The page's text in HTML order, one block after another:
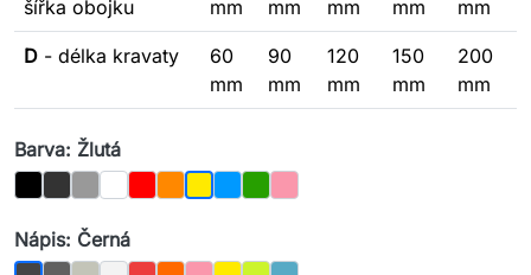
šířka obojku
mm
mm
mm
mm
mm
D - délka kravaty
60
mm
90
mm
120
mm
150
mm
200
mm
Barva: Žlutá
ČernýGrafitŠedýBíláČervená
Pomerančový
ŽlutáModráZelenáRůžový
Nápis: Černá
ČernáGrafitŠedáBílýČervená
Oranžová
Růžový
ŽlutáSvětle zelená
Modrá